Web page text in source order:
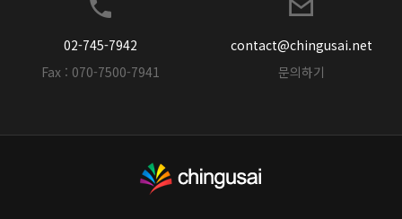
02-745-7942
Fax : 070-7500-7941
contact@chingusai.net
문의하기